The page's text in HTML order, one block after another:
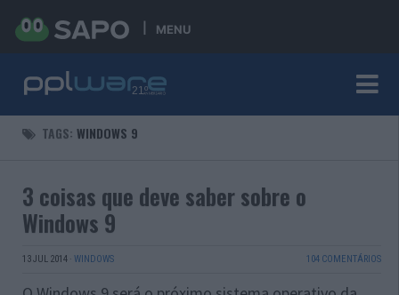
MENU
TAGS: WINDOWS 9
3 coisas que deve saber sobre o
Windows 9
13 JUL 2014 · WINDOWS 104 COMENTÁRIOS